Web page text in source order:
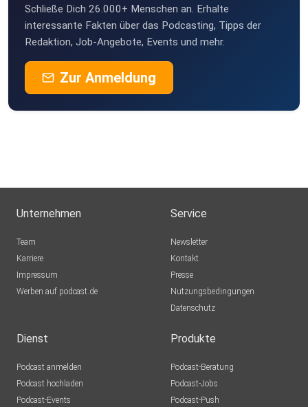
Schließe Dich 26.000+ Menschen an. Erhalte
interessante Fakten über das Podcasting, Tipps der
Redaktion, Job-Angebote, Events und mehr.
Zur Anmeldung
Unternehmen
Team
Karriere
Impressum
Werben auf podcast.de
Service
Newsletter
Kontakt
Presse
Nutzungsbedingungen
Datenschutz
Dienst
Podcast anmelden
Podcast hochladen
Podcast-Events
Produkte
Podcast-Beratung
Podcast-Jobs
Podcast-Push